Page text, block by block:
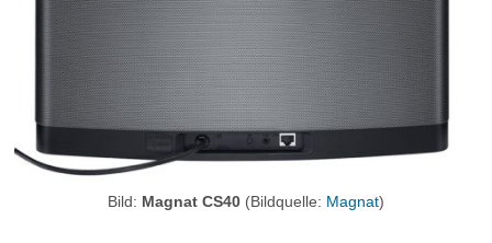
Bild: Magnat CS40 (Bildquelle: Magnat)